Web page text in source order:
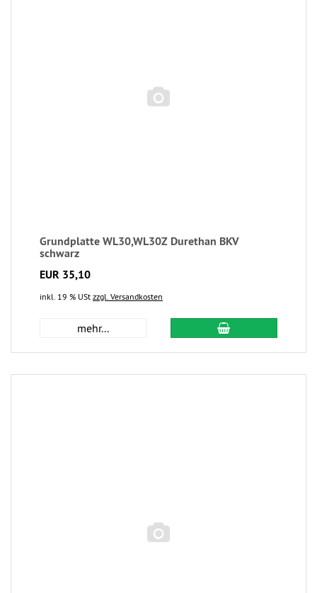
Grundplatte WL30,WL30Z Durethan BKV
schwarz
EUR 35,10
inkl. 19 % USt zzgl. Versandkosten
mehr...